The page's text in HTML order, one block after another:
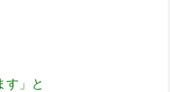
す」と